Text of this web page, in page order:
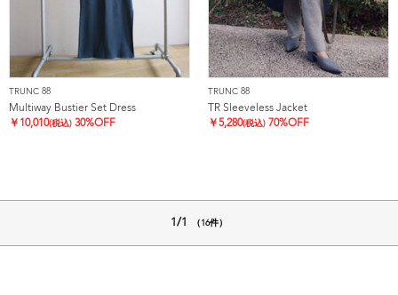
TRUNC 88
Multiway Bustier Set Dress
￥ 10,010(税込) 30%OFF
TRUNC 88
TR Sleeveless Jacket
￥5,280(税込) 70%OFF
1/1 （16件）